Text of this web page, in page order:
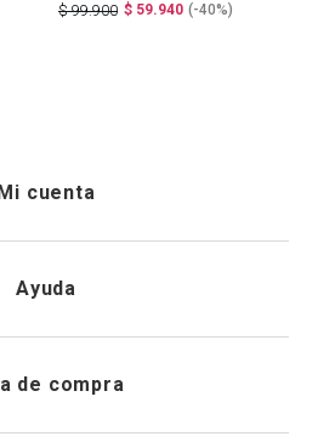
$ 99.900 $ 59.940 (-40%)
cuenta
Ayuda
de compra